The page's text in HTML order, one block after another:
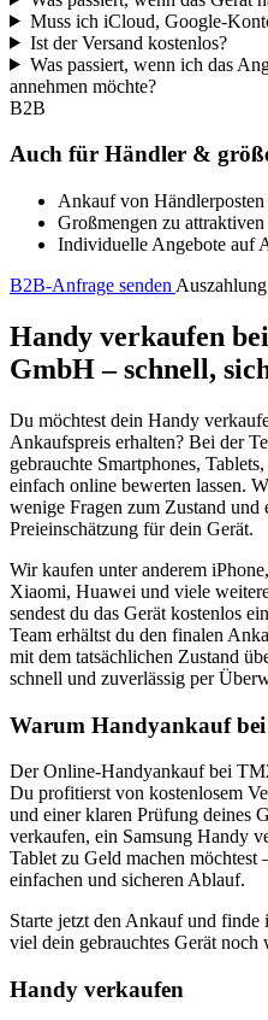
Muss ich iCloud, Google-
Ist der Versand kostenlos?
Was passiert, wenn ich das
annehmen möchte?
B2B
Auch für Händler &
Ankauf von
Großmengen zu
Individuelle Angebote auf
B2B-Anfrage senden
Handy verkaufen
GmbH – schnell,
Du möchtest dein Handy
Ankaufspreis erhalten? Bei der
gebrauchte Smartphones,
einfach online bewerten lassen.
wenige Fragen zum Zustand und
Preieinschätzung für dein Gerät.
Wir kaufen unter anderem
Xiaomi, Huawei und viele
sendest du das Gerät kostenlos
Team erhältst du den finalen
mit dem tatsächlichen Zustand
schnell und zuverlässig per
Warum Handyankauf
Der Online-Handyankauf bei
Du profitierst von kostenlosem
und einer klaren Prüfung deines
verkaufen, ein Samsung Handy
Tablet zu Geld machen möchtest
einfachen und sicheren Ablauf.
Starte jetzt den Ankauf und
viel dein gebrauchtes Gerät noch
Handy verkaufen